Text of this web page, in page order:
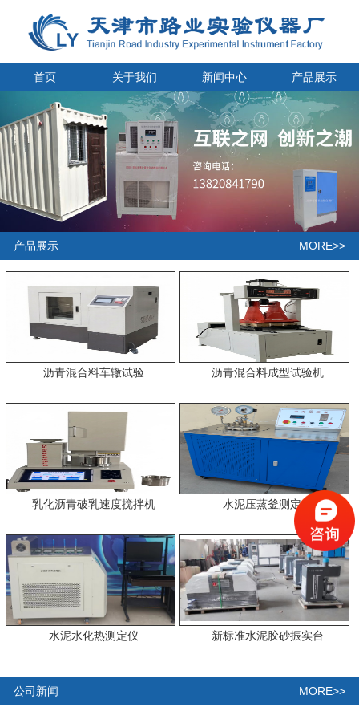
首页 关于我们 新闻中心 产品展示
产品展示 MORE>>
沥青混合料车辙试验 沥青混合料成型试验机
乳化沥青破乳速度搅拌机 水泥压蒸釜测定仪
水泥水化热测定仪 新标准水泥胶砂振实台
公司新闻 MORE>>